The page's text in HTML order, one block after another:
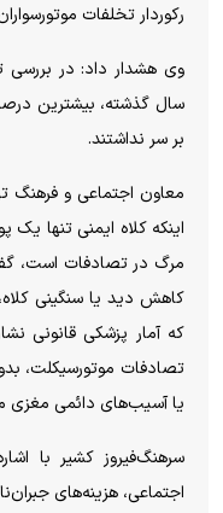
رکوردار تخلفات
وی هشدار داد: در بررسی
سال گذشته، بیشترین
بر سر نداشتند.
معاون اجتماعی و فرهنگ
اینکه کلاه ایمنی تنها
مرگ در تصادفات است،
کاهش دید یا سنگینی
که آمار پزشکی قانونی
یا آسیب‌های دائمی مغزی
سرهنگ‌فیروز کشیر با
اجتماعی، هزینه‌های